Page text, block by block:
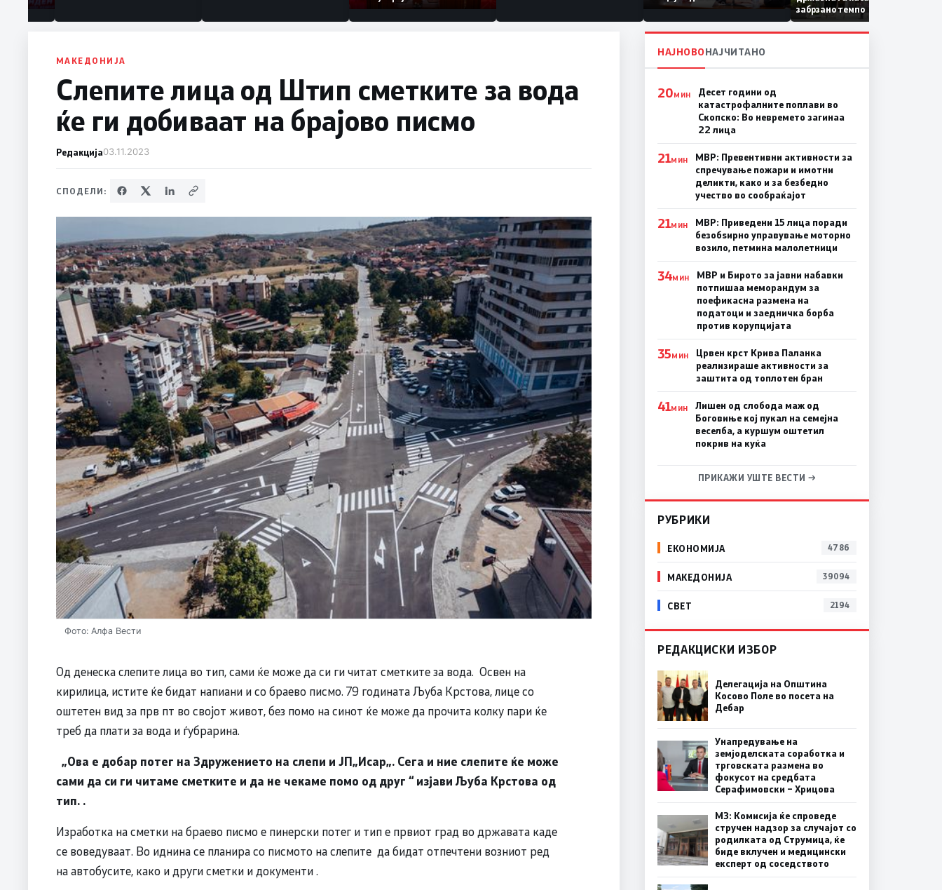
Коридор 8, Македонија
станува раскрсница на
Балканот
забрзано темпо
МАКЕДОНИЈА
Слепите лица од Штип сметките за вода
ќе ги добиваат на брајово писмо
Редакција03.11.2023
СПОДЕЛИ:
Фото: Алфа Вести
Од денеска слепите лица во тип, сами ќе може да си ги читат сметките за вода. Освен на
кирилица, истите ќе бидат напиани и со браево писмо. 79 годината Љуба Крстова, лице со
оштетен вид за прв пт во својот живот, без помо на синот ќе може да прочита колку пари ќе
треб да плати за вода и ѓубрарина.
„Ова е добар потег на Здружението на слепи и ЈП„Исар„. Сега и ние слепите ќе може
сами да си ги читаме сметките и да не чекаме помо од друг “ изјави Љуба Крстова од
тип. .
Изработка на сметки на браево писмо е пинерски потег и тип е првиот град во државата каде
се воведуваат. Во иднина се планира со писмото на слепите да бидат отпечтени возниот ред
на автобусите, како и други сметки и документи .
НАЈНОВОНАЈЧИТАНО
20МИН
Десет години од
катастрофалните поплави во
Скопско: Во невремето загинаа
22 лица
21МИН
МВР: Превентивни активности за
спречување пожари и имотни
деликти, како и за безбедно
учество во сообраќајот
21МИН
МВР: Приведени 15 лица поради
безобѕирно управување моторно
возило, петмина малолетници
34МИН
МВР и Бирото за јавни набавки
потпишаа меморандум за
поефикасна размена на
податоци и заедничка борба
против корупцијата
35МИН
Црвен крст Крива Паланка
реализираше активности за
заштита од топлотен бран
41МИН
Лишен од слобода маж од
Боговиње кој пукал на семејна
веселба, а куршум оштетил
покрив на куќа
ПРИКАЖИ УШТЕ ВЕСТИ →
РУБРИКИ
ЕКОНОМИЈА 4786
МАКЕДОНИЈА 39094
СВЕТ 2194
РЕДАКЦИСКИ ИЗБОР
Делегација на Општина
Косово Поле во посета на
Дебар
Унапредување на
земјоделската соработка и
трговската размена во
фокусот на средбата
Серафимовски – Хрицова
МЗ: Комисија ќе спроведе
стручен надзор за случајот со
родилката од Струмица, ќе
биде вклучен и медицински
експерт од соседството